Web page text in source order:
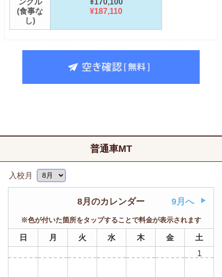
(食事な
し)
¥187,110
普通車MT
入校月
8月のカレンダー 9月へ
※色が付いた箇所をタップすることで料金が表示されます
日 月 火 水 木 金
土
1